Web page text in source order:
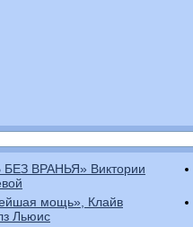
ВРАНЬЯ» Виктории
мощь», Клайв
Льюис